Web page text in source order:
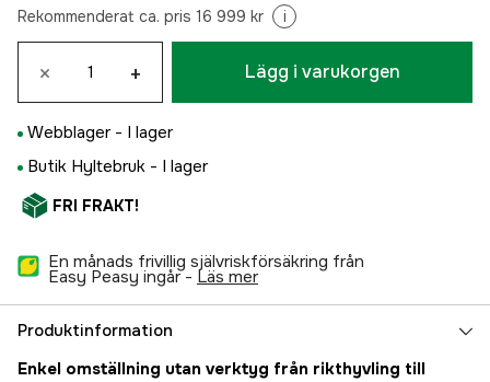
Rekommenderat ca. pris 16 999 kr i
× + Lägg i varukorgen
Webblager - I lager
Butik Hyltebruk - I lager
FRI FRAKT!
En månads frivillig självriskförsäkring från
Easy Peasy ingår - läs mer
Produktinformation
Enkel omställning utan verktyg från rikthyvling till